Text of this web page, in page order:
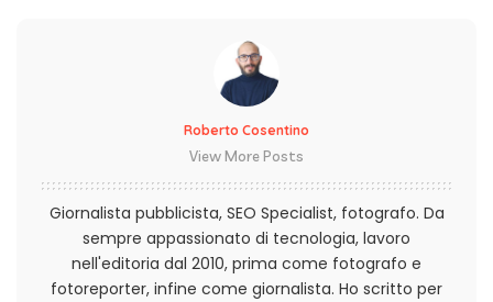
Roberto Cosentino
View More Posts
Giornalista pubblicista, SEO Specialist, fotografo. Da
sempre appassionato di tecnologia, lavoro
nell'editoria dal 2010, prima come fotografo e
fotoreporter, infine come giornalista. Ho scritto per